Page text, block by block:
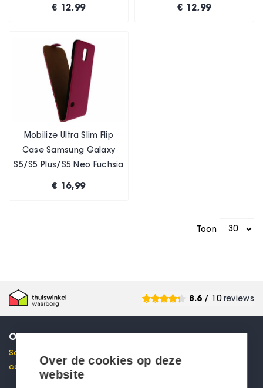
€ 12,99 € 12,99
Mobilize Ultra Slim Flip
Case Samsung Galaxy
S5/S5 Plus/S5 Neo Fuchsia
€ 16,99
Toon
8.6/ 10 reviews
ONTVANG 10% KORTING
Schrijf je in voor onze nieuwsbrief en ontvang direct een
code voor 10% korting in je mailbox.
Over de cookies op deze
website